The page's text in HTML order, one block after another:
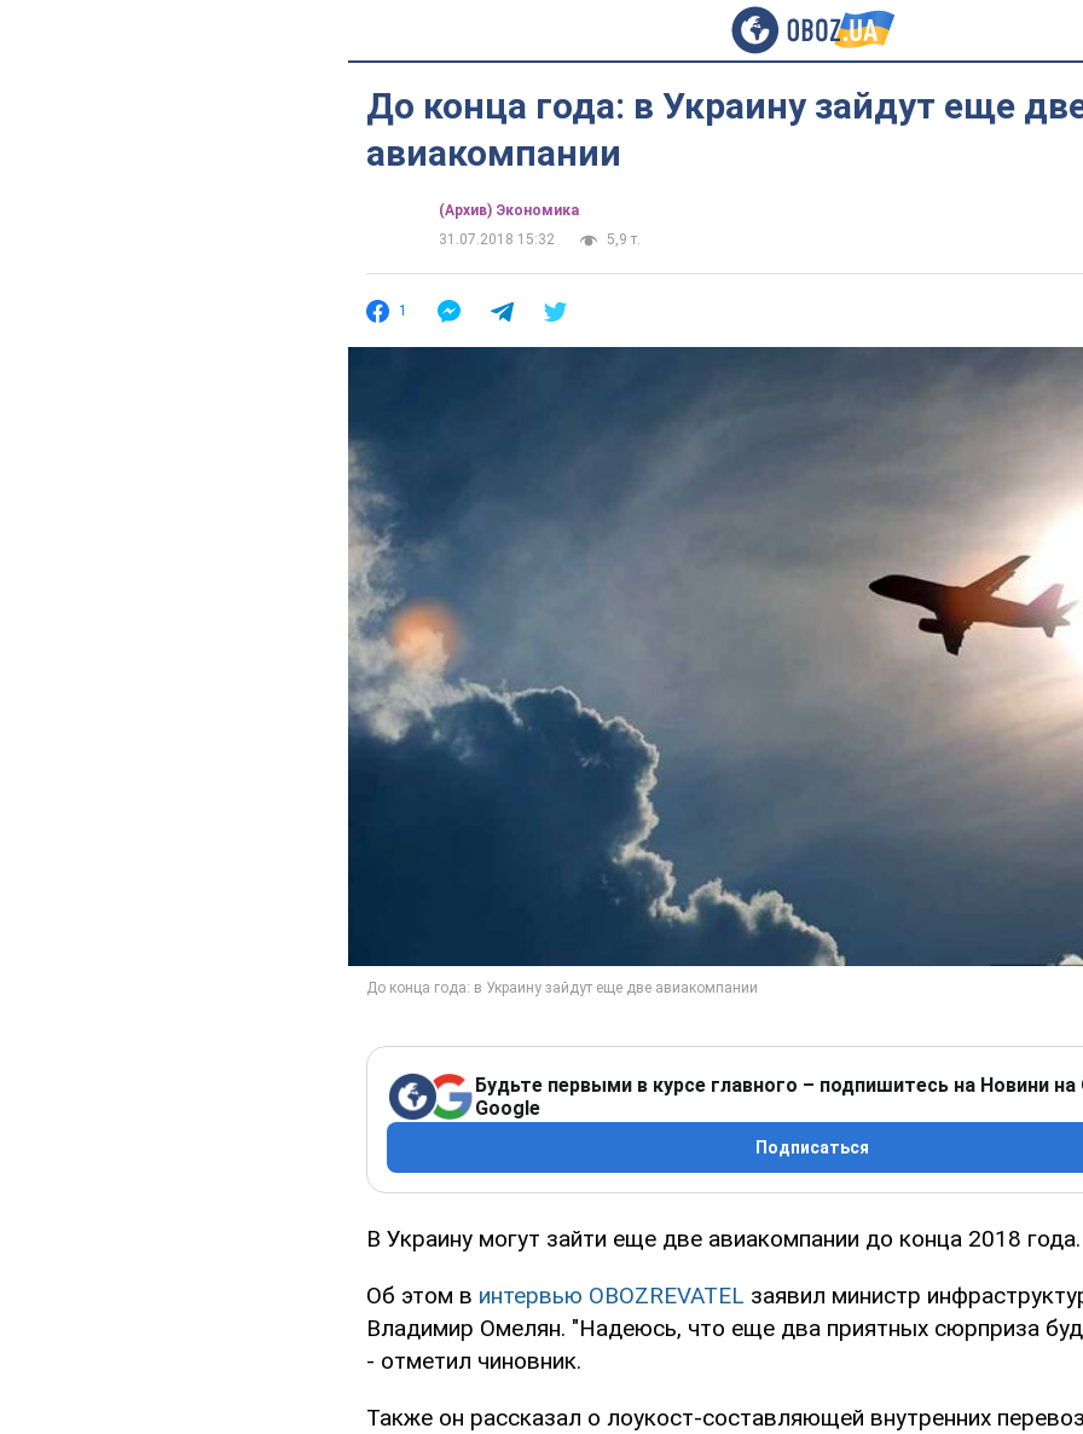
До конца года: в Украину зайдут еще
авиакомпании
(Архив) Экономика
31.07.2018 15:32
5,9 т.
1
Будьте первыми в курсе главного – подпишитесь на Новини на
Google
Подписаться
В Украину могут зайти еще две авиакомпании до конца 2018 года.
Об этом в интервью OBOZREVATEL заявил министр
Владимир Омелян. "Надеюсь, что еще два приятных сюрприза
- отметил чиновник.
Также он рассказал о лоукост-составляющей внутренних